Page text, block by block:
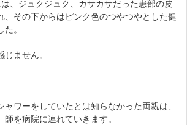
、ジュクジュク、カサカサだった患部の皮
、その下からはピンク色のつやつやとした健
。
ません。
ャワーをしていたとは知らなかった両親は、
を病院に連れていきます。